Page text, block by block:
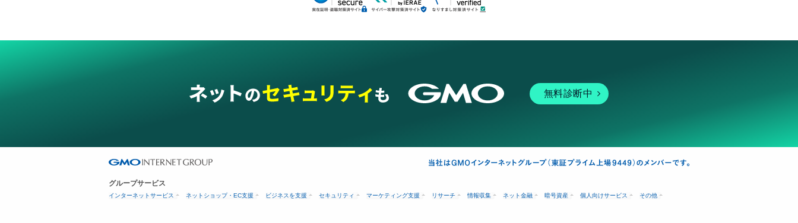
無料診断中
グループサービス
インターネットサービス ネットショップ・EC支援 ビジネスを支援 セキュリティ マーケティング支援 リサーチ 情報収集 ネット金融 暗号資産 個人向けサービス その他